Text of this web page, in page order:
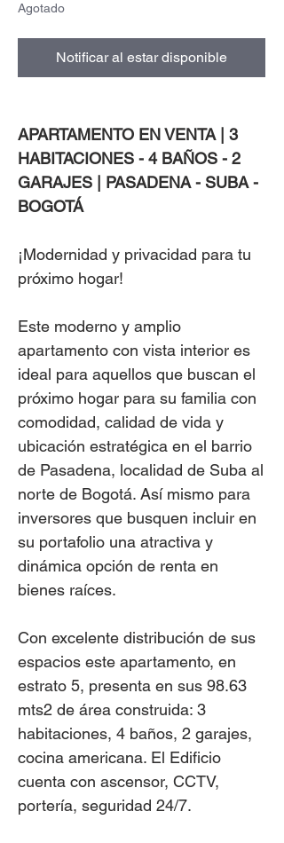
Agotado
Notificar al estar disponible
APARTAMENTO EN VENTA | 3
HABITACIONES - 4 BAÑOS - 2
GARAJES | PASADENA - SUBA -
BOGOTÁ
¡Modernidad y privacidad para tu
próximo hogar!
Este moderno y amplio
apartamento con vista interior es
ideal para aquellos que buscan el
próximo hogar para su familia con
comodidad, calidad de vida y
ubicación estratégica en el barrio
de Pasadena, localidad de Suba al
norte de Bogotá. Así mismo para
inversores que busquen incluir en
su portafolio una atractiva y
dinámica opción de renta en
bienes raíces.
Con excelente distribución de sus
espacios este apartamento, en
estrato 5, presenta en sus 98.63
mts2 de área construida: 3
habitaciones, 4 baños, 2 garajes,
cocina americana. El Edificio
cuenta con ascensor, CCTV,
portería, seguridad 24/7.